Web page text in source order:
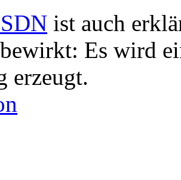
ist auch
bewirkt: Es wird
erzeugt.